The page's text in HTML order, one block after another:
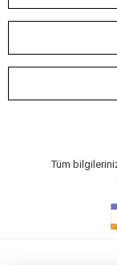
Tüm